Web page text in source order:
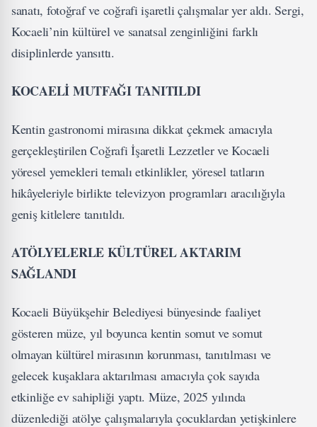
sanatı, fotoğraf ve coğrafi işaretli çalışmalar yer aldı. Sergi,
Kocaeli’nin kültürel ve sanatsal zenginliğini farklı
disiplinlerde yansıttı.
KOCAELİ MUTFAĞI TANITILDI
Kentin gastronomi mirasına dikkat çekmek amacıyla
gerçekleştirilen Coğrafi İşaretli Lezzetler ve Kocaeli
yöresel yemekleri temalı etkinlikler, yöresel tatların
hikâyeleriyle birlikte televizyon programları aracılığıyla
geniş kitlelere tanıtıldı.
ATÖLYELERLE KÜLTÜREL AKTARIM
SAĞLANDI
Kocaeli Büyükşehir Belediyesi bünyesinde faaliyet
gösteren müze, yıl boyunca kentin somut ve somut
olmayan kültürel mirasının korunması, tanıtılması ve
gelecek kuşaklara aktarılması amacıyla çok sayıda
etkinliğe ev sahipliği yaptı. Müze, 2025 yılında
düzenlediği atölye çalışmalarıyla çocuklardan yetişkinlere